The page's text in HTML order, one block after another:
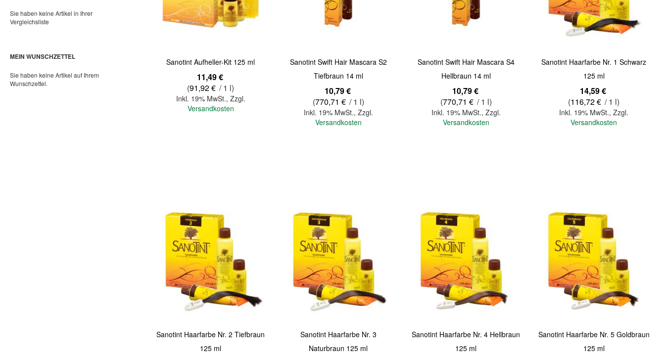
Sanotint Aufheller-Kit 125 ml
11,49 €
(91,92 € / 1 l)
Inkl. 19% MwSt., Zzgl.
Versandkosten
Quickview
Sanotint Swift Hair Mascara S2
Tiefbraun 14 ml
10,79 €
(770,71 € / 1 l)
Inkl. 19% MwSt., Zzgl.
Versandkosten
Quickview
Sanotint Swift Hair Mascara S4
Hellbraun 14 ml
10,79 €
(770,71 € / 1 l)
Inkl. 19% MwSt., Zzgl.
Versandkosten
Quickview
Sanotint Haarfarbe Nr. 1 Schwarz
125 ml
14,59 €
(116,72 € / 1 l)
Inkl. 19% MwSt.,Zzgl.
Versandkosten
Quickview
Sanotint Haarfarbe Nr. 2 Tiefbraun
125 ml
Sanotint Haarfarbe Nr. 3
Naturbraun 125 ml
Sanotint Haarfarbe Nr. 4 Hellbraun
125 ml
Sanotint Haarfarbe Nr. 5 Goldbraun
125 ml
Sie haben keine Artikel in Ihrer
Vergleichsliste
MEIN WUNSCHZETTEL
Sie haben keine Artikel auf Ihrem
Wunschzettel.